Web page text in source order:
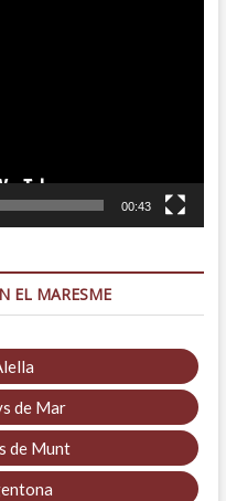
00:43
EL MARESME
de Mar
de Munt